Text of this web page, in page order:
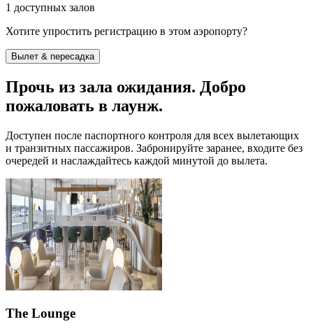
1 доступных залов
Хотите упростить регистрацию в этом аэропорту?
Вылет & пересадка
Прочь из зала ожидания. Добро
пожаловать в лаунж.
Доступен после паспортного контроля для всех вылетающих
и транзитных пассажиров. Забронируйте заранее, входите без
очередей и наслаждайтесь каждой минутой до вылета.
The Lounge